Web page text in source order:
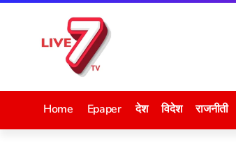
Home Epaper देश विदेश राजनीती